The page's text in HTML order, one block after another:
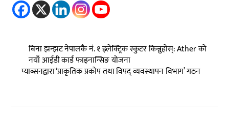
बिना झन्झट नेपालकै नं. १ इलेक्ट्रिक स्कुटर किन्नुहोस्: Ather को
नयाँ आईडी कार्ड फाइनान्सिङ योजना
प्याब्सनद्वारा ‘प्राकृतिक प्रकोप तथा विपद् व्यवस्थापन विभाग’ गठन